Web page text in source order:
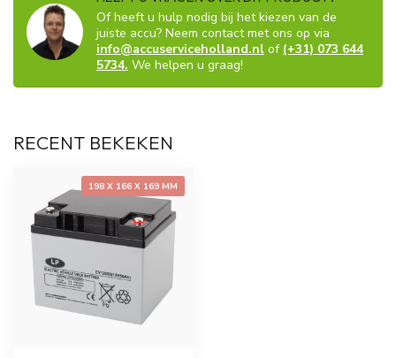
Of heeft u hulp nodig bij het kiezen van de
juiste accu? Neem contact met ons op via
info@accuserviceholland.nl of (+31) 073 644
5734. We helpen u graag!
RECENT BEKEKEN
198 X 166 X 169 MM